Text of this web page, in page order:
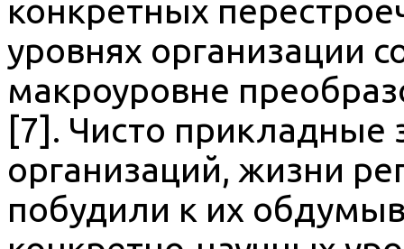
конкретных
уровнях организации
макроуровне
[7]. Чисто прикладные
организаций, жизни
побудили к их